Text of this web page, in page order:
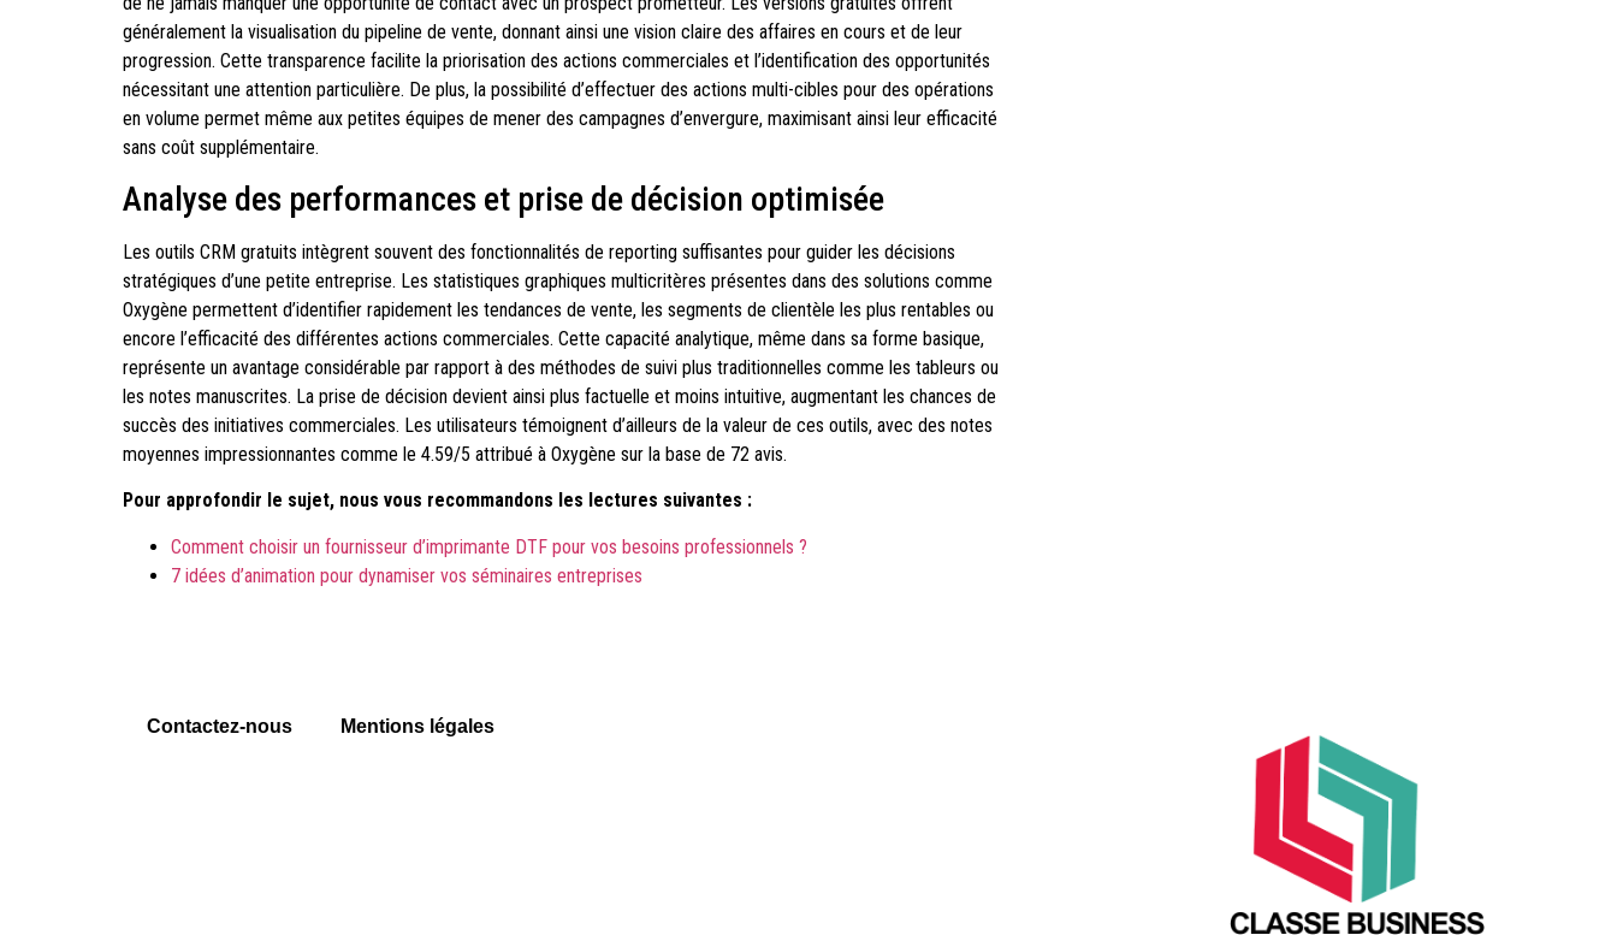
généralement la visualisation du pipeline de vente, donnant ainsi une vision claire des affaires en cours et de leur
progression. Cette transparence facilite la priorisation des actions commerciales et l’identification des opportunités
nécessitant une attention particulière. De plus, la possibilité d’effectuer des actions multi-cibles pour des opérations
en volume permet même aux petites équipes de mener des campagnes d’envergure, maximisant ainsi leur efficacité
sans coût supplémentaire.
Analyse des performances et prise de décision optimisée
Les outils CRM gratuits intègrent souvent des fonctionnalités de reporting suffisantes pour guider les décisions
stratégiques d’une petite entreprise. Les statistiques graphiques multicritères présentes dans des solutions comme
Oxygène permettent d’identifier rapidement les tendances de vente, les segments de clientèle les plus rentables ou
encore l’efficacité des différentes actions commerciales. Cette capacité analytique, même dans sa forme basique,
représente un avantage considérable par rapport à des méthodes de suivi plus traditionnelles comme les tableurs ou
les notes manuscrites. La prise de décision devient ainsi plus factuelle et moins intuitive, augmentant les chances de
succès des initiatives commerciales. Les utilisateurs témoignent d’ailleurs de la valeur de ces outils, avec des notes
moyennes impressionnantes comme le 4.59/5 attribué à Oxygène sur la base de 72 avis.
Pour approfondir le sujet, nous vous recommandons les lectures suivantes :
Comment choisir un fournisseur d’imprimante DTF pour vos besoins professionnels ?
7 idées d’animation pour dynamiser vos séminaires entreprises
Contactez-nous Mentions légales